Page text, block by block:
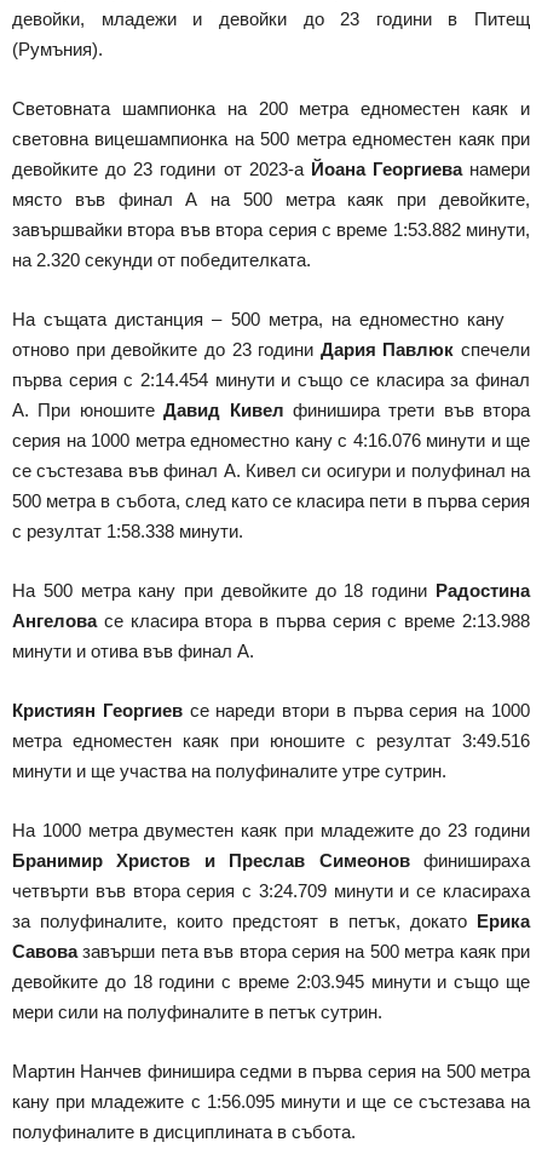
девойки, младежи и девойки до 23 години в Питещ
(Румъния).
Световната шампионка на 200 метра едноместен каяк и
световна вицешампионка на 500 метра едноместен каяк при
девойките до 23 години от 2023-а Йоана Георгиеванамери
място във финал А на 500 метра каяк при девойките,
завършвайки втора във втора серия с време 1:53.882 минути,
на 2.320 секунди от победителката.
На същата дистанция – 500 метра, на едноместно кану
отново при девойките до 23 години Дария Павлюк спечели
първа серия с 2:14.454 минути и също се класира за финал
А. При юношитеДавид Кивел финишира трети във втора
серия на 1000 метра едноместно кану с 4:16.076 минути и ще
се състезава във финал А. Кивел си осигури и полуфинал на
500 метра в събота, след като се класира пети в първа серия
с резултат 1:58.338 минути.
На 500 метра кану при девойките до 18 години Радостина
Ангеловасе класира втора в първа серия с време 2:13.988
минути и отива във финал А.
Кристиян Георгиевсе нареди втори в първа серия на 1000
метра едноместен каяк при юношите с резултат 3:49.516
минути и ще участва на полуфиналите утре сутрин.
На 1000 метра двуместен каяк при младежите до 23 години
Бранимир Христов и Преслав Симеоновфинишираха
четвърти във втора серия с 3:24.709 минути и се класираха
за полуфиналите, които предстоят в петък, докато Ерика
Савовазавърши пета във втора серия на 500 метра каяк при
девойките до 18 години с време 2:03.945 минути и също ще
мери сили на полуфиналите в петък сутрин.
Мартин Нанчев финишира седми в първа серия на 500 метра
кану при младежите с 1:56.095 минути и ще се състезава на
полуфиналите в дисциплината в събота.